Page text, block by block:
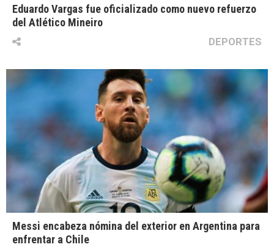
Eduardo Vargas fue oficializado como nuevo refuerzo
del Atlético Mineiro
DEPORTES
Messi encabeza nómina del exterior en Argentina para
enfrentar a Chile